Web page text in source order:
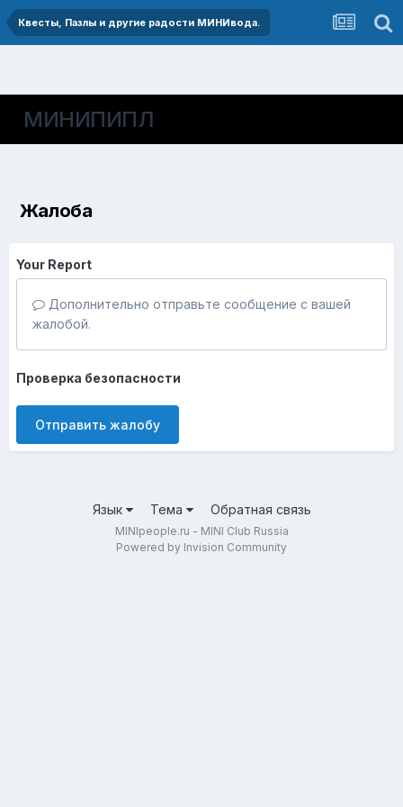
Квесты, Пазлы и другие радости МИНИвода.
МИНИПИПЛ
Жалоба
Your Report
Дополнительно отправьте сообщение с вашей
жалобой.
Проверка безопасности
Отправить жалобу
Язык Тема Обратная связь
MINIpeople.ru - MINI Club Russia
Powered by Invision Community